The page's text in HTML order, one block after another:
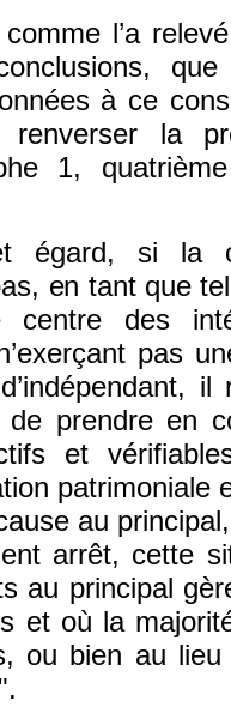
l’a
à ce
la
1,
égard, si la
en tant que
centre des
pas
prendre en
et
patrimoniale
au
arrêt, cette
au principal
et où la
ou bien au